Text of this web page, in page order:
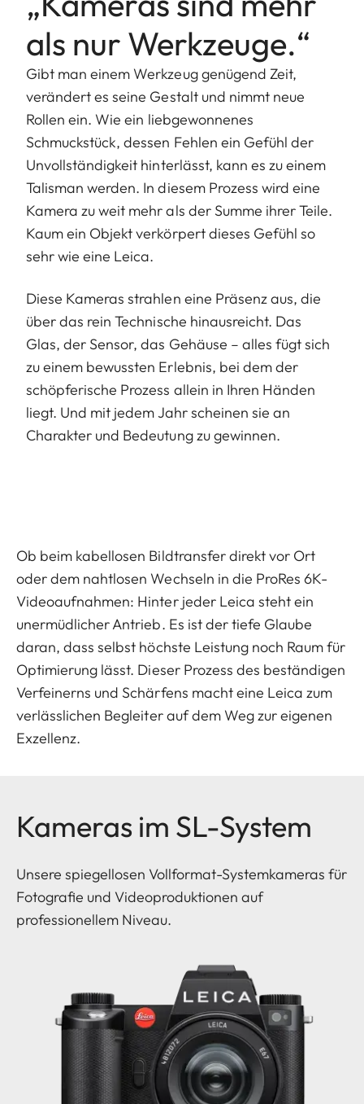
als nur Werkzeuge.“
Gibt man einem Werkzeug genügend Zeit,
verändert es seine Gestalt und nimmt neue
Rollen ein. Wie ein liebgewonnenes
Schmuckstück, dessen Fehlen ein Gefühl der
Unvollständigkeit hinterlässt, kann es zu einem
Talisman werden. In diesem Prozess wird eine
Kamera zu weit mehr als der Summe ihrer Teile.
Kaum ein Objekt verkörpert dieses Gefühl so
sehr wie eine Leica.
Diese Kameras strahlen eine Präsenz aus, die
über das rein Technische hinausreicht. Das
Glas, der Sensor, das Gehäuse – alles fügt sich
zu einem bewussten Erlebnis, bei dem der
schöpferische Prozess allein in Ihren Händen
liegt. Und mit jedem Jahr scheinen sie an
Charakter und Bedeutung zu gewinnen.
Ob beim kabellosen Bildtransfer direkt vor Ort
oder dem nahtlosen Wechseln in die ProRes 6K-
Videoaufnahmen: Hinter jeder Leica steht ein
unermüdlicher Antrieb. Es ist der tiefe Glaube
daran, dass selbst höchste Leistung noch Raum für
Optimierung lässt. Dieser Prozess des beständigen
Verfeinerns und Schärfens macht eine Leica zum
verlässlichen Begleiter auf dem Weg zur eigenen
Exzellenz.
Kameras im SL-System
Unsere spiegellosen Vollformat-Systemkameras für
Fotografie und Videoproduktionen auf
professionellem Niveau.